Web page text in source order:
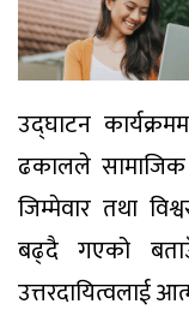
उद्घाटन
ढकालले
जिम्मेवार तथा
बढ्दै गएको
उत्तरदायित्वलाई